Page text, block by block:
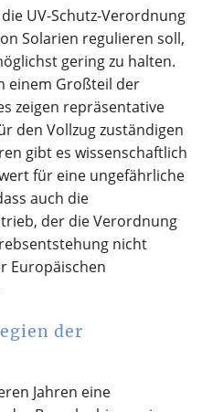
UV-Schutz-Verordnung
Solarien regulieren soll,
gering zu halten.
einem Großteil der
zeigen repräsentative
den Vollzug zuständigen
gibt es wissenschaftlich
für eine ungefährliche
auch die
der die Verordnung
nicht
Europäischen
der
Jahren eine